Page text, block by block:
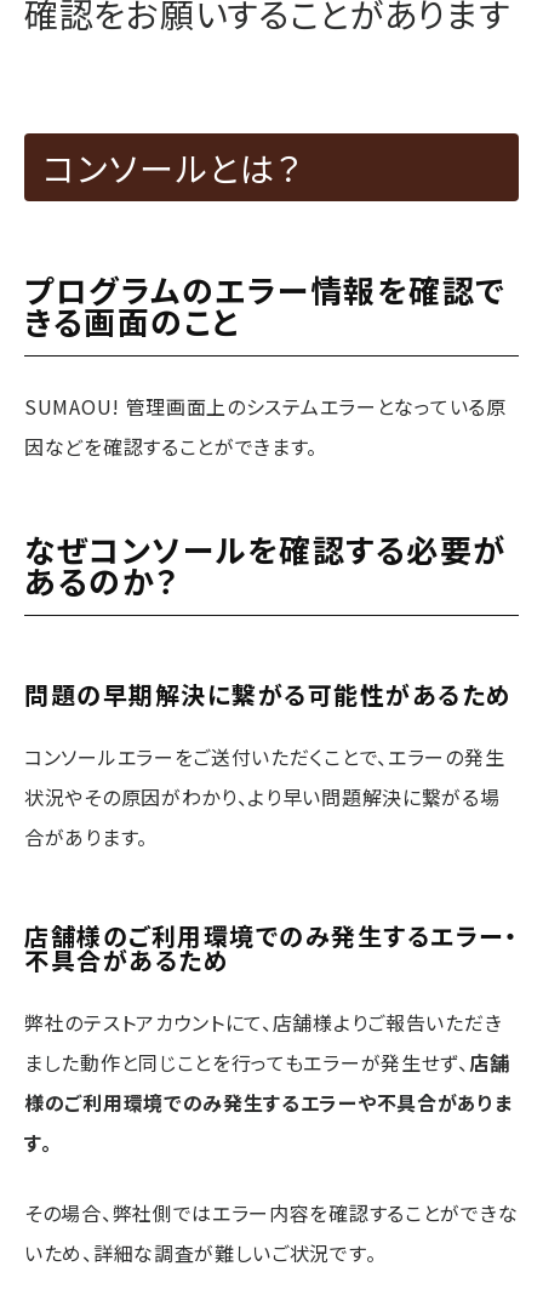
確認をお願いすることがあります
コンソールとは？
プログラムのエラー情報を確認で
きる画面のこと
SUMAOU! 管理画面上のシステムエラーとなっている原
因などを確認することができます。
なぜコンソールを確認する必要が
あるのか？
問題の早期解決に繋がる可能性があるため
コンソールエラーをご送付いただくことで、エラーの発生
状況やその原因がわかり、より早い問題解決に繋がる場
合があります。
店舗様のご利用環境でのみ発生するエラー・
不具合があるため
弊社のテストアカウントにて、店舗様よりご報告いただき
ました動作と同じことを行ってもエラーが発生せず、店舗
様のご利用環境でのみ発生するエラーや不具合がありま
す。
その場合、弊社側ではエラー内容を確認することができな
いため、詳細な調査が難しいご状況です。